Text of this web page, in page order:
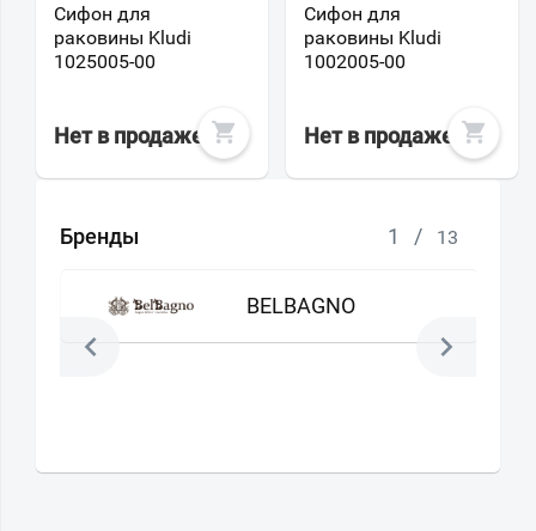
Сифон для
раковины Kludi
1025005-00
Нет в продаже
Сифон для
раковины Kludi
1002005-00
Нет в продаже
Бренды 1 / 13
BELBAGNO